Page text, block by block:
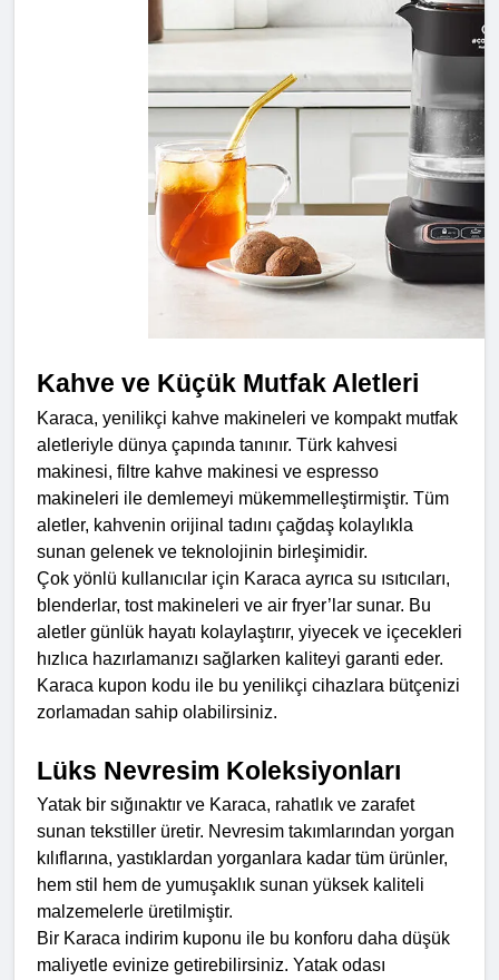
Kahve ve Küçük Mutfak Aletleri
Karaca, yenilikçi kahve makineleri ve kompakt mutfak
aletleriyle dünya çapında tanınır. Türk kahvesi
makinesi, filtre kahve makinesi ve espresso
makineleri ile demlemeyi mükemmelleştirmiştir. Tüm
aletler, kahvenin orijinal tadını çağdaş kolaylıkla
sunan gelenek ve teknolojinin birleşimidir.
Çok yönlü kullanıcılar için Karaca ayrıca su ısıtıcıları,
blenderlar, tost makineleri ve air fryer’lar sunar. Bu
aletler günlük hayatı kolaylaştırır, yiyecek ve içecekleri
hızlıca hazırlamanızı sağlarken kaliteyi garanti eder.
Karaca kupon kodu ile bu yenilikçi cihazlara bütçenizi
zorlamadan sahip olabilirsiniz.
Lüks Nevresim Koleksiyonları
Yatak bir sığınaktır ve Karaca, rahatlık ve zarafet
sunan tekstiller üretir. Nevresim takımlarından yorgan
kılıflarına, yastıklardan yorganlara kadar tüm ürünler,
hem stil hem de yumuşaklık sunan yüksek kaliteli
malzemelerle üretilmiştir.
Bir Karaca indirim kuponu ile bu konforu daha düşük
maliyetle evinize getirebilirsiniz. Yatak odası